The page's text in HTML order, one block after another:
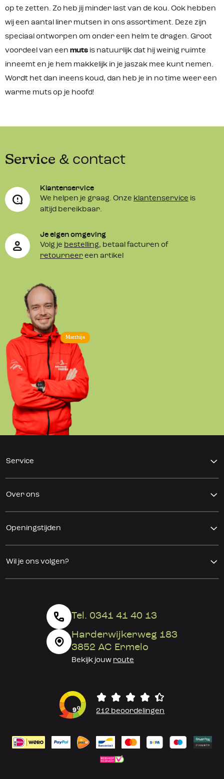
op te zetten. Zo heb jij minder last van de kou. Ook hebben
wij een aantal liner mutsen in ons assortiment. Deze zijn
speciaal ontworpen om onder een helm te dragen. Groot
voordeel van een muts is natuurlijk dat hij weinig ruimte
inneemt en je hem makkelijk in je jaszak mee kunt nemen.
Wordt het dan ineens koud, dan heb je in no time weer een
warme muts op je hoofd!
Matthijs
Service & contact
Klantenservice
We helpen je graag. Onze klantenservice is
altijd bereikbaar.
Je eigen omgeving
Volg je bestelling, betaal facturen of
retourneer een artikel
Service
Over ons
Openingstijden
Wil je ons volgen?
Tel. 0341 41 40 13
Harderwijkerweg 183
3852 AC Ermelo
Bekijk jouw route
90 212 beoordelingen